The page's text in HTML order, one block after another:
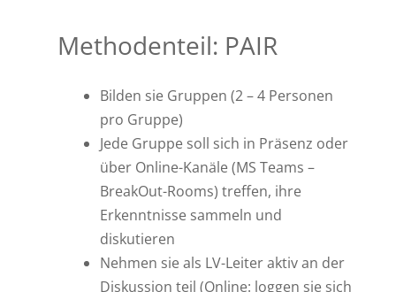
Methodenteil: PAIR
Bilden sie Gruppen (2 – 4 Personen
pro Gruppe)
Jede Gruppe soll sich in Präsenz oder
über Online-Kanäle (MS Teams –
BreakOut-Rooms) treffen, ihre
Erkenntnisse sammeln und
diskutieren
Nehmen sie als LV-Leiter aktiv an der
Diskussion teil (Online: loggen sie sich